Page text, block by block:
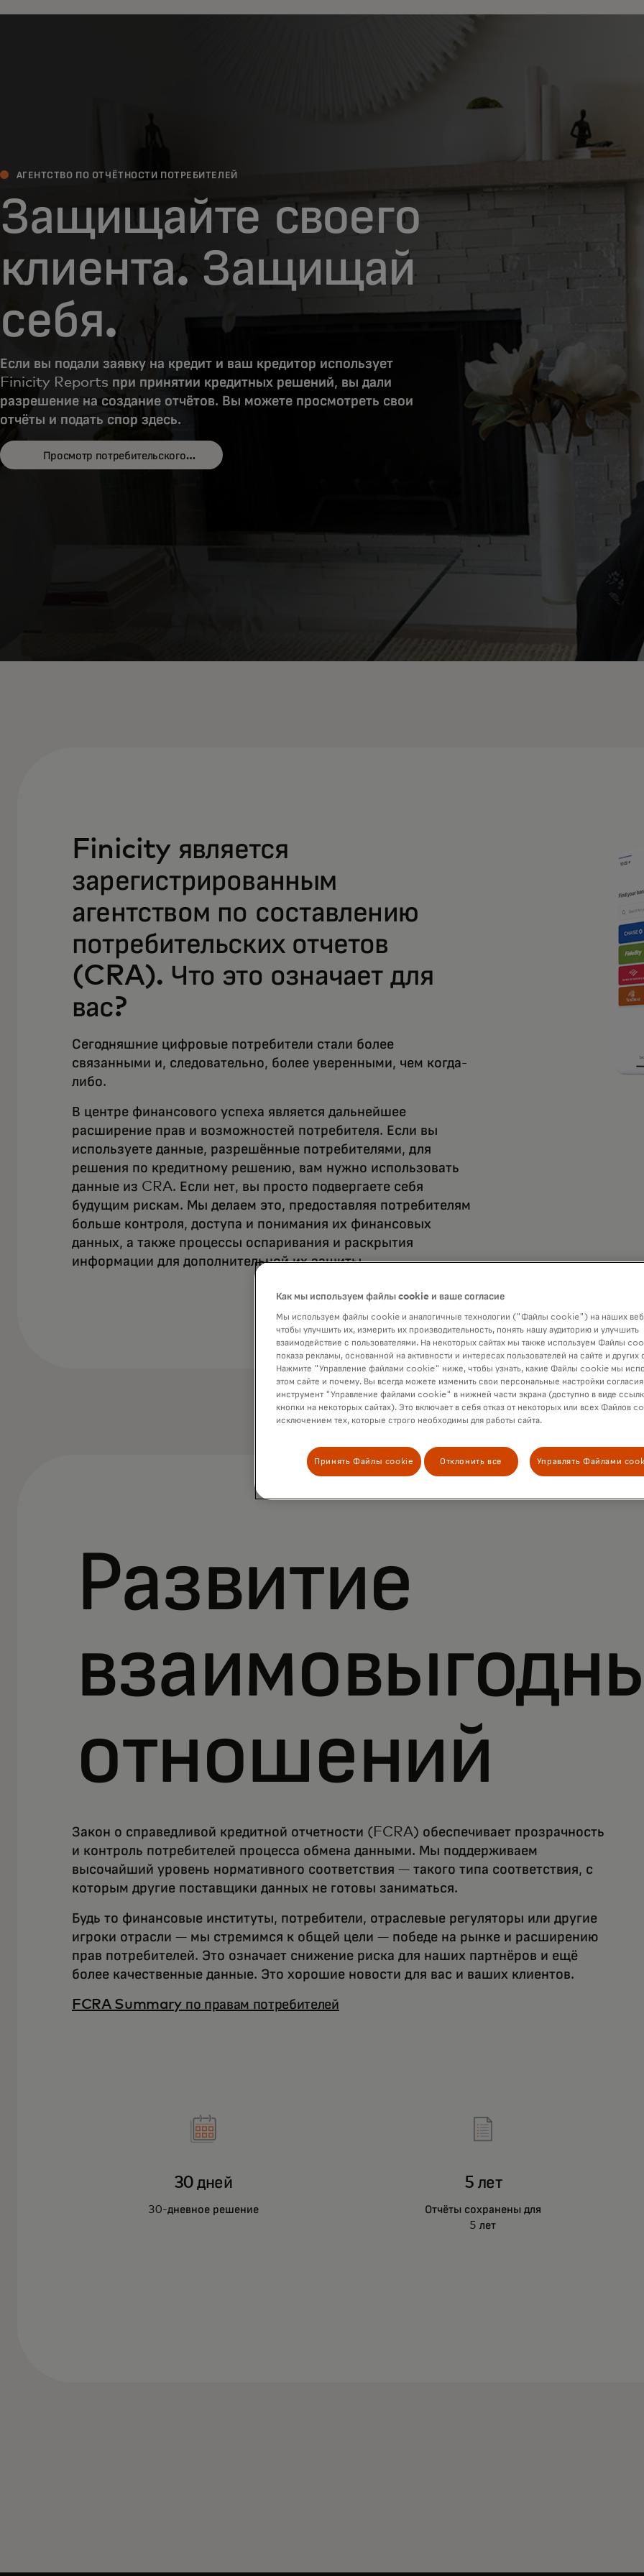
АГЕНТСТВО ПО ОТЧЁТНОСТИ ПОТРЕБИТЕЛЕЙ
Защищайте своего
клиента. Защищай
себя.
Если вы подали заявку на кредит и ваш кредитор использует
Finicity Reports при принятии кредитных решений, вы дали
разрешение на создание отчётов. Вы можете просмотреть свои
отчёты и подать спор здесь.
Просмотр потребительского
Finicity является
зарегистрированным
агентством по составлению
потребительских отчетов
(CRA). Что это означает для
вас?
Сегодняшние цифровые потребители стали более
связанными и, следовательно, более уверенными, чем когда-
либо.
В центре финансового успеха является дальнейшее
расширение прав и возможностей потребителя. Если вы
используете данные, разрешённые потребителями, для
решения по кредитному решению, вам нужно использовать
данные из CRA. Если нет, вы просто подвергаете себя
будущим рискам. Мы делаем это, предоставляя потребителям
больше контроля, доступа и понимания их финансовых
данных, а также процессы оспаривания и раскрытия
информации для дополнительной их защиты.
Развитие
отношений
Закон о справедливой кредитной отчетности (FCRA) обеспечивает прозрачность
и контроль потребителей процесса обмена данными. Мы поддерживаем
высочайший уровень нормативного соответствия — такого типа соответствия, с
которым другие поставщики данных не готовы заниматься.
Будь то финансовые институты, потребители, отраслевые регуляторы или другие
игроки отрасли — мы стремимся к общей цели — победе на рынке и расширению
прав потребителей. Это означает снижение риска для наших партнёров и ещё
более качественные данные. Это хорошие новости для вас и ваших клиентов.
FCRA Summary по правам потребителей
30 дней
30-дневное решение
5 лет
Отчёты сохранены для
5 лет
Как мы используем файлы cookie и ваше согласие
Мы используем файлы cookie и аналогичные технологии ("Файлы cookie") на наших
чтобы улучшить их, измерить их производительность, понять нашу аудиторию и улучшить
взаимодействие с пользователями. На некоторых сайтах мы также используем Файлы
показа рекламы, основанной на активности и интересах пользователей на сайте и других
Нажмите "Управление файлами cookie" ниже, чтобы узнать, какие Файлы cookie мы
этом сайте и почему. Вы всегда можете изменить свои персональные настройки
инструмент "Управление файлами cookie" в нижней части экрана (доступно в виде
кнопки на некоторых сайтах). Это включает в себя отказ от некоторых или всех Файлов
исключением тех, которые строго необходимы для работы сайта.
Принять Файлы cookie Отклонить все Управлять Файлами